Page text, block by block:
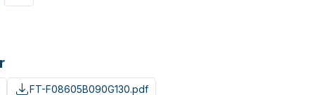
FT-F08605B090G130.pdf